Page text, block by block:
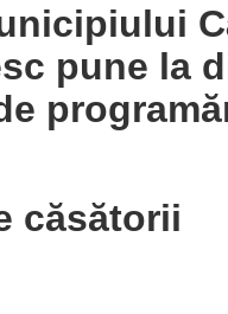
pune la
căsătorii